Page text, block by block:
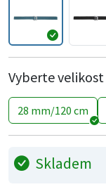
Vyberte velikost
28 mm/120 cm
Skladem